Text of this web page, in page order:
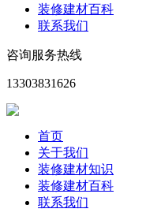
装修建材百科
联系我们
咨询服务热线
13303831626
首页
关于我们
装修建材知识
装修建材百科
联系我们